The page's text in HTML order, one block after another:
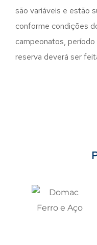
são variáveis e estão
conforme condições
campeonatos,
reserva deverá ser